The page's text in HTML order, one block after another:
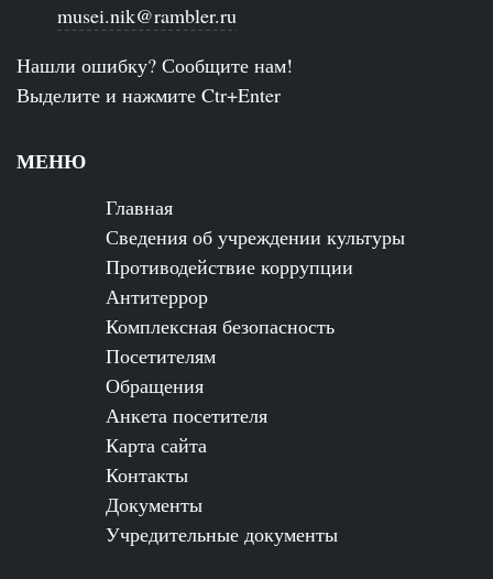
musei.nik@rambler.ru
Нашли ошибку? Сообщите нам!
Выделите и нажмите Ctr+Enter
МЕНЮ
Главная
Сведения об учреждении культуры
Противодействие коррупции
Антитеррор
Комплексная безопасность
Посетителям
Обращения
Анкета посетителя
Карта сайта
Контакты
Документы
Учредительные документы